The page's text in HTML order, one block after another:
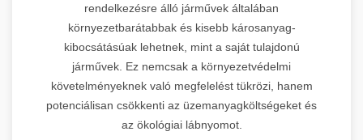
rendelkezésre álló járművek általában
környezetbarátabbak és kisebb károsanyag-
kibocsátásúak lehetnek, mint a saját tulajdonú
járművek. Ez nemcsak a környezetvédelmi
követelményeknek való megfelelést tükrözi, hanem
potenciálisan csökkenti az üzemanyagköltségeket és
az ökológiai lábnyomot.